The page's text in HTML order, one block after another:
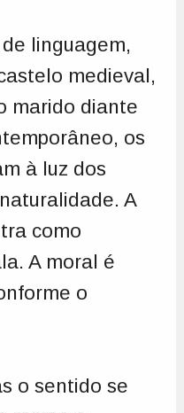
linguagem,
medieval,
marido diante
os
à luz dos
A
como
A moral é
o
o sentido se